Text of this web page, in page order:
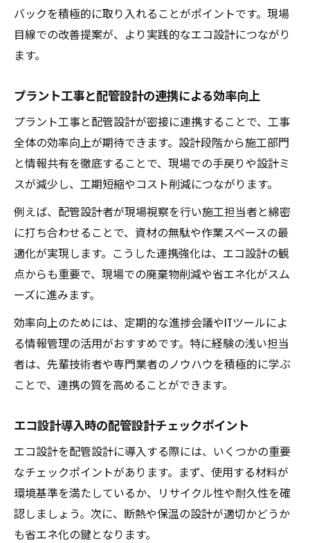
バックを積極的に取り入れることがポイントです。現場
目線での改善提案が、より実践的なエコ設計につながり
ます。
プラント工事と配管設計の連携による効率向上
プラント工事と配管設計が密接に連携することで、工事
全体の効率向上が期待できます。設計段階から施工部門
と情報共有を徹底することで、現場での手戻りや設計ミ
スが減少し、工期短縮やコスト削減につながります。
例えば、配管設計者が現場視察を行い施工担当者と綿密
に打ち合わせることで、資材の無駄や作業スペースの最
適化が実現します。こうした連携強化は、エコ設計の観
点からも重要で、現場での廃棄物削減や省エネ化がスム
ーズに進みます。
効率向上のためには、定期的な進捗会議やITツールによ
る情報管理の活用がおすすめです。特に経験の浅い担当
者は、先輩技術者や専門業者のノウハウを積極的に学ぶ
ことで、連携の質を高めることができます。
エコ設計導入時の配管設計チェックポイント
エコ設計を配管設計に導入する際には、いくつかの重要
なチェックポイントがあります。まず、使用する材料が
環境基準を満たしているか、リサイクル性や耐久性を確
認しましょう。次に、断熱や保温の設計が適切かどうか
も省エネ化の鍵となります。